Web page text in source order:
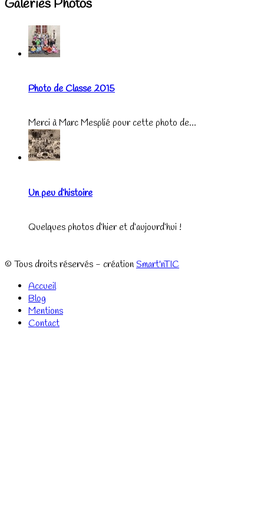
Galeries Photos
Photo de Classe 2015
Merci à Marc Mesplié pour cette photo de...
Un peu d’histoire
Quelques photos d’hier et d’aujourd’hui !
© Tous droits réservés - création Smart'nTIC
Accueil
Blog
Mentions
Contact